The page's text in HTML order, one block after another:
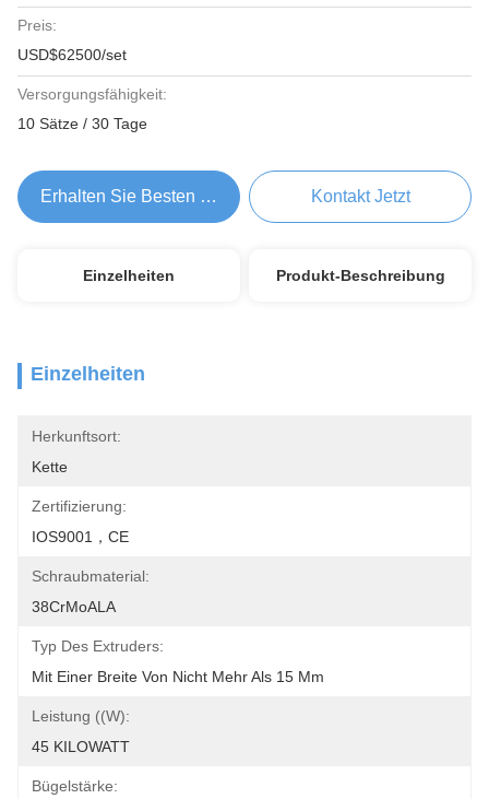
Preis:
USD$62500/set
Versorgungsfähigkeit:
10 Sätze / 30 Tage
Erhalten Sie Besten Preis Kontakt Jetzt
Einzelheiten Produkt-Beschreibung
Einzelheiten
Herkunftsort:
Kette
Zertifizierung:
IOS9001，CE
Schraubmaterial:
38CrMoALA
Typ Des Extruders:
Mit Einer Breite Von Nicht Mehr Als 15 Mm
Leistung ((w):
45 KILOWATT
Bügelstärke: